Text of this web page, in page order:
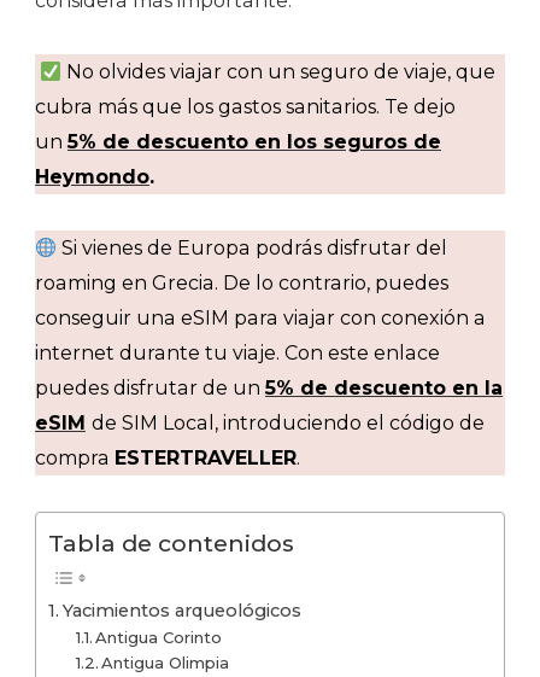
No olvides viajar con un seguro de viaje, que
cubra más que los gastos sanitarios. Te dejo
un5% de descuento en los seguros de
Heymondo.
Si vienes de Europa podrás disfrutar del
roaming en Grecia. De lo contrario, puedes
conseguir una eSIM para viajar con conexión a
internet durante tu viaje. Con este enlace
puedes disfrutar de un5% de descuento en la
eSIM de SIM Local, introduciendo el código de
compra ESTERTRAVELLER.
Tabla de contenidos
Yacimientos arqueológicos
Antigua Corinto
Antigua Olimpia